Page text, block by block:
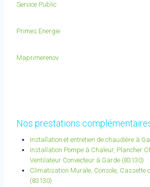
Service Public
Primes Energie
Maprimerenov
Nos prestations
Installation et entretien de chaudière à
Installation Pompe à Chaleur, Plancher
Ventilateur Convecteur à Garde (83130)
Climatisation Murale, Console, Cassette
(83130)